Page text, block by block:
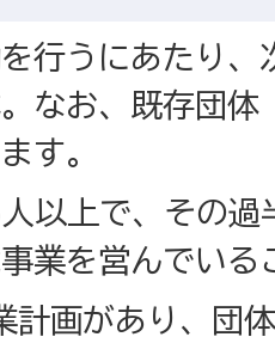
行うにあたり、
なお、既存団体
す。
人以上で、その
業を営んでいる
計画があり、団